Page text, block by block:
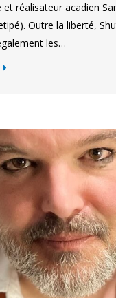
réalisateur acadien
Outre la liberté,
les…